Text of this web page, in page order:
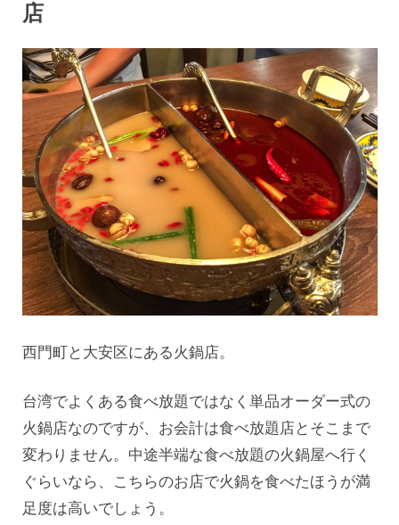
店
西門町と大安区にある火鍋店。
台湾でよくある食べ放題ではなく単品オーダー式の
火鍋店なのですが、お会計は食べ放題店とそこまで
変わりません。中途半端な食べ放題の火鍋屋へ行く
ぐらいなら、こちらのお店で火鍋を食べたほうが満
足度は高いでしょう。